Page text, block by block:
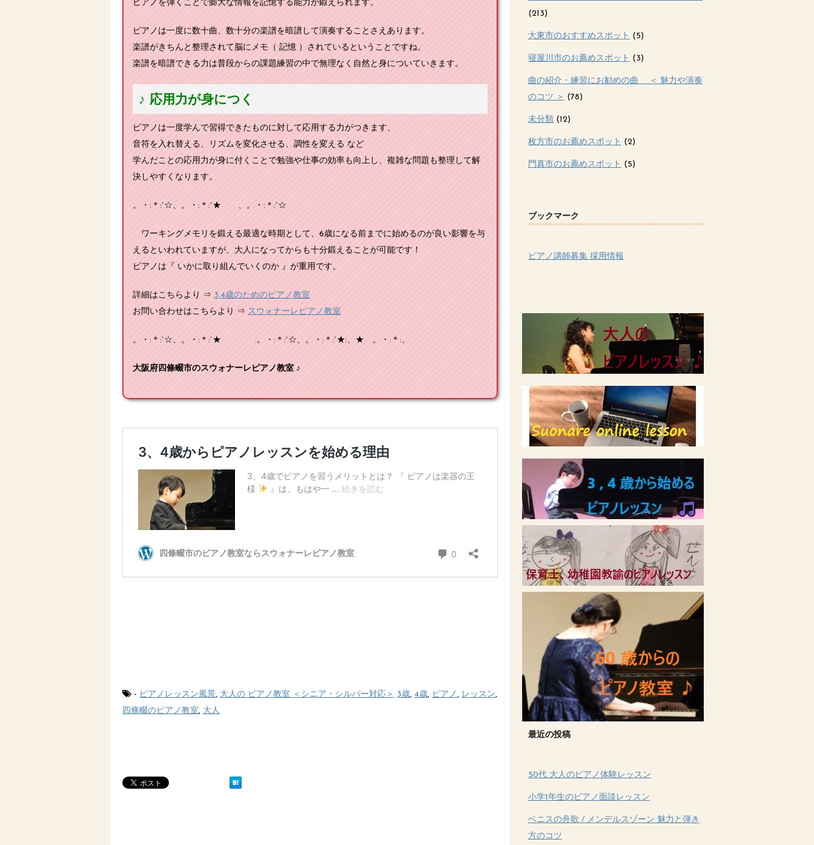
ピアノを弾くことで膨大な情報を記憶する能力が鍛えられます。
ピアノは一度に数十曲、数十分の楽譜を暗譜して演奏することさえあります。
楽譜がきちんと整理されて脳にメモ（ 記憶 ）されているということですね。
楽譜を暗譜できる力は普段からの課題練習の中で無理なく自然と身についていきます。
♪ 応用力が身につく
ピアノは一度学んで習得できたものに対して応用する力がつきます、
音符を入れ替える、リズムを変化させる、調性を変える など
学んだことの応用力が身に付くことで勉強や仕事の効率も向上し、複雑な問題も整理して解
決しやすくなります。
。・:＊:`☆、。・:＊:`★ 、。・:＊:`☆
ワーキングメモリを鍛える最適な時期として、6歳になる前までに始めるのが良い影響を与
えるといわれていますが、大人になってからも十分鍛えることが可能です！
ピアノは『 いかに取り組んでいくのか 』が重用です。
詳細はこちらより ⇒ 3,4歳のためのピアノ教室
お問い合わせはこちらより ⇒ スウォナーレピアノ教室
。・:＊:`☆、。・:＊:`★ .。・:＊:`☆、。・:＊:`★:、★ 。・:＊:、
大阪府四條畷市のスウォナーレピアノ教室 ♪
- ピアノレッスン風景, 大人の ピアノ教室 ＜シニア・シルバー対応＞ 3歳, 4歳, ピアノ , レッスン,
四條畷のピアノ教室, 大人
(213)
大東市のおすすめスポット (5)
寝屋川市のお薦めスポット (3)
曲の紹介・練習にお勧めの曲 ＜ 魅力や演奏
のコツ ＞ (78)
未分類 (12)
枚方市のお薦めスポット (2)
門真市のお薦めスポット (5)
ブックマーク
ピアノ講師募集 採用情報
最近の投稿
50代 大人のピアノ体験レッスン
小学1年生のピアノ面談レッスン
ベニスの舟歌 / メンデルスゾーン 魅力と弾き
方のコツ